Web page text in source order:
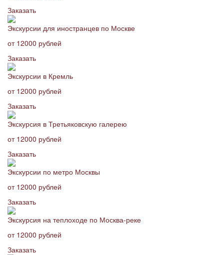
Заказать
Экскурсии для иностранцев по Москве
от 12000 рублей
Заказать
Экскурсии в Кремль
от 12000 рублей
Заказать
Экскурсия в Третьяковскую галерею
от 12000 рублей
Заказать
Экскурсии по метро Москвы
от 12000 рублей
Заказать
Экскурсия на теплоходе по Москва-реке
от 12000 рублей
Заказать